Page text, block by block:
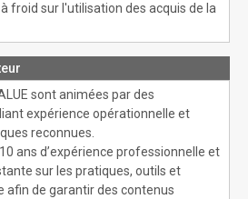
froid sur l'utilisation des acquis de la
sont animées par des
expérience opérationnelle et
reconnues.
ans d’expérience professionnelle et
sur les pratiques, outils et
afin de garantir des contenus